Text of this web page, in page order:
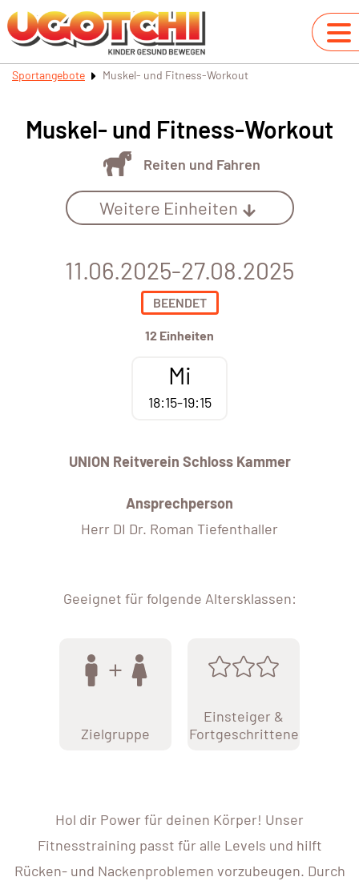
Sportangebote Muskel- und Fitness-Workout
Muskel- und Fitness-Workout
Reiten und Fahren
Weitere Einheiten
11.06.2025-27.08.2025
BEENDET
12 Einheiten
Mi
18:15-19:15
UNION Reitverein Schloss Kammer
Ansprechperson
Herr DI Dr. Roman Tiefenthaller
Geeignet für folgende Altersklassen:
Zielgruppe
Einsteiger &
Fortgeschrittene
Hol dir Power für deinen Körper! Unser
Fitnesstraining passt für alle Levels und hilft
Rücken- und Nackenproblemen vorzubeugen. Durch